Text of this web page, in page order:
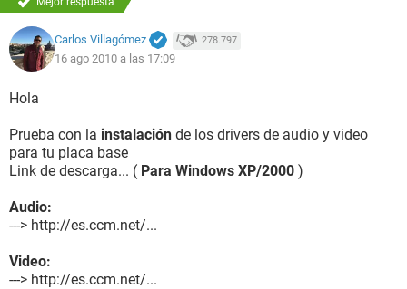
Carlos Villagómez 278.797
16 ago 2010 a las 17:09
Hola
Prueba con la instalación de los drivers de audio y video
para tu placa base
Link de descarga... ( Para Windows XP/2000 )
Audio:
---> http://es.ccm.net/...
Video:
---> http://es.ccm.net/...